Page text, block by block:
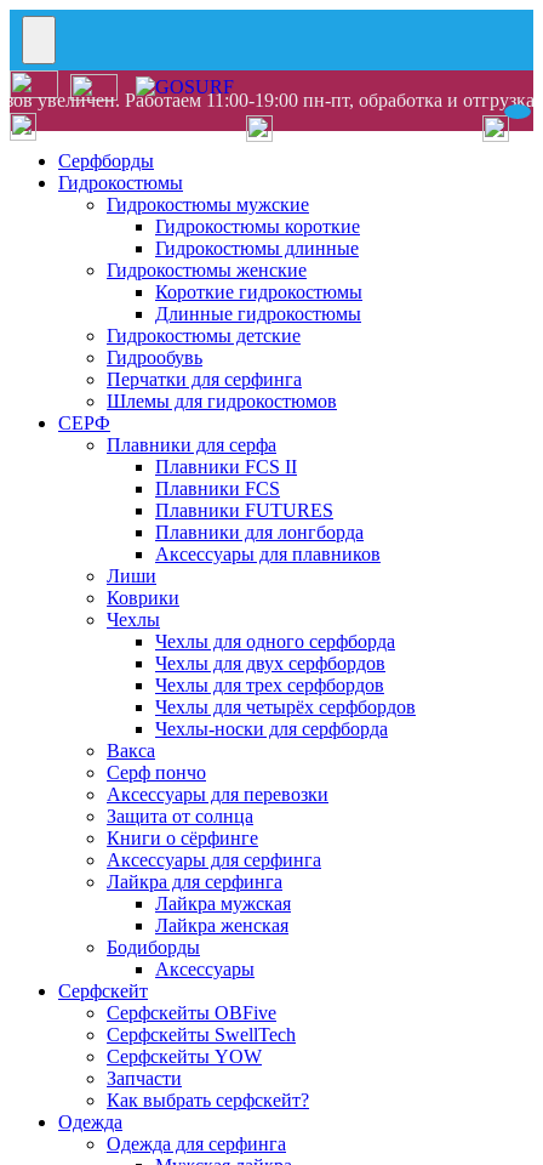
увеличен. Работаем 11:00-19:00 пн-пт, обработка и
Серфборды
Гидрокостюмы
Гидрокостюмы мужские
Гидрокостюмы короткие
Гидрокостюмы длинные
Гидрокостюмы женские
Короткие гидрокостюмы
Длинные гидрокостюмы
Гидрокостюмы детские
Гидрообувь
Перчатки для серфинга
Шлемы для гидрокостюмов
СЕРФ
Плавники для серфа
Плавники FCS II
Плавники FCS
Плавники FUTURES
Плавники для лонгборда
Аксессуары для плавников
Лиши
Коврики
Чехлы
Чехлы для одного серфборда
Чехлы для двух серфбордов
Чехлы для трех серфбордов
Чехлы для четырёх серфбордов
Чехлы-носки для серфборда
Вакса
Серф пончо
Аксессуары для перевозки
Защита от солнца
Книги о сёрфинге
Аксессуары для серфинга
Лайкра для серфинга
Лайкра мужская
Лайкра женская
Бодиборды
Аксессуары
Серфскейт
Серфскейты OBFive
Серфскейты SwellTech
Серфскейты YOW
Запчасти
Как выбрать серфскейт?
Одежда
Одежда для серфинга